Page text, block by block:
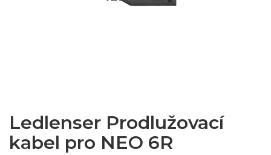
Ledlenser Prodlužovací
kabel pro NEO 6R